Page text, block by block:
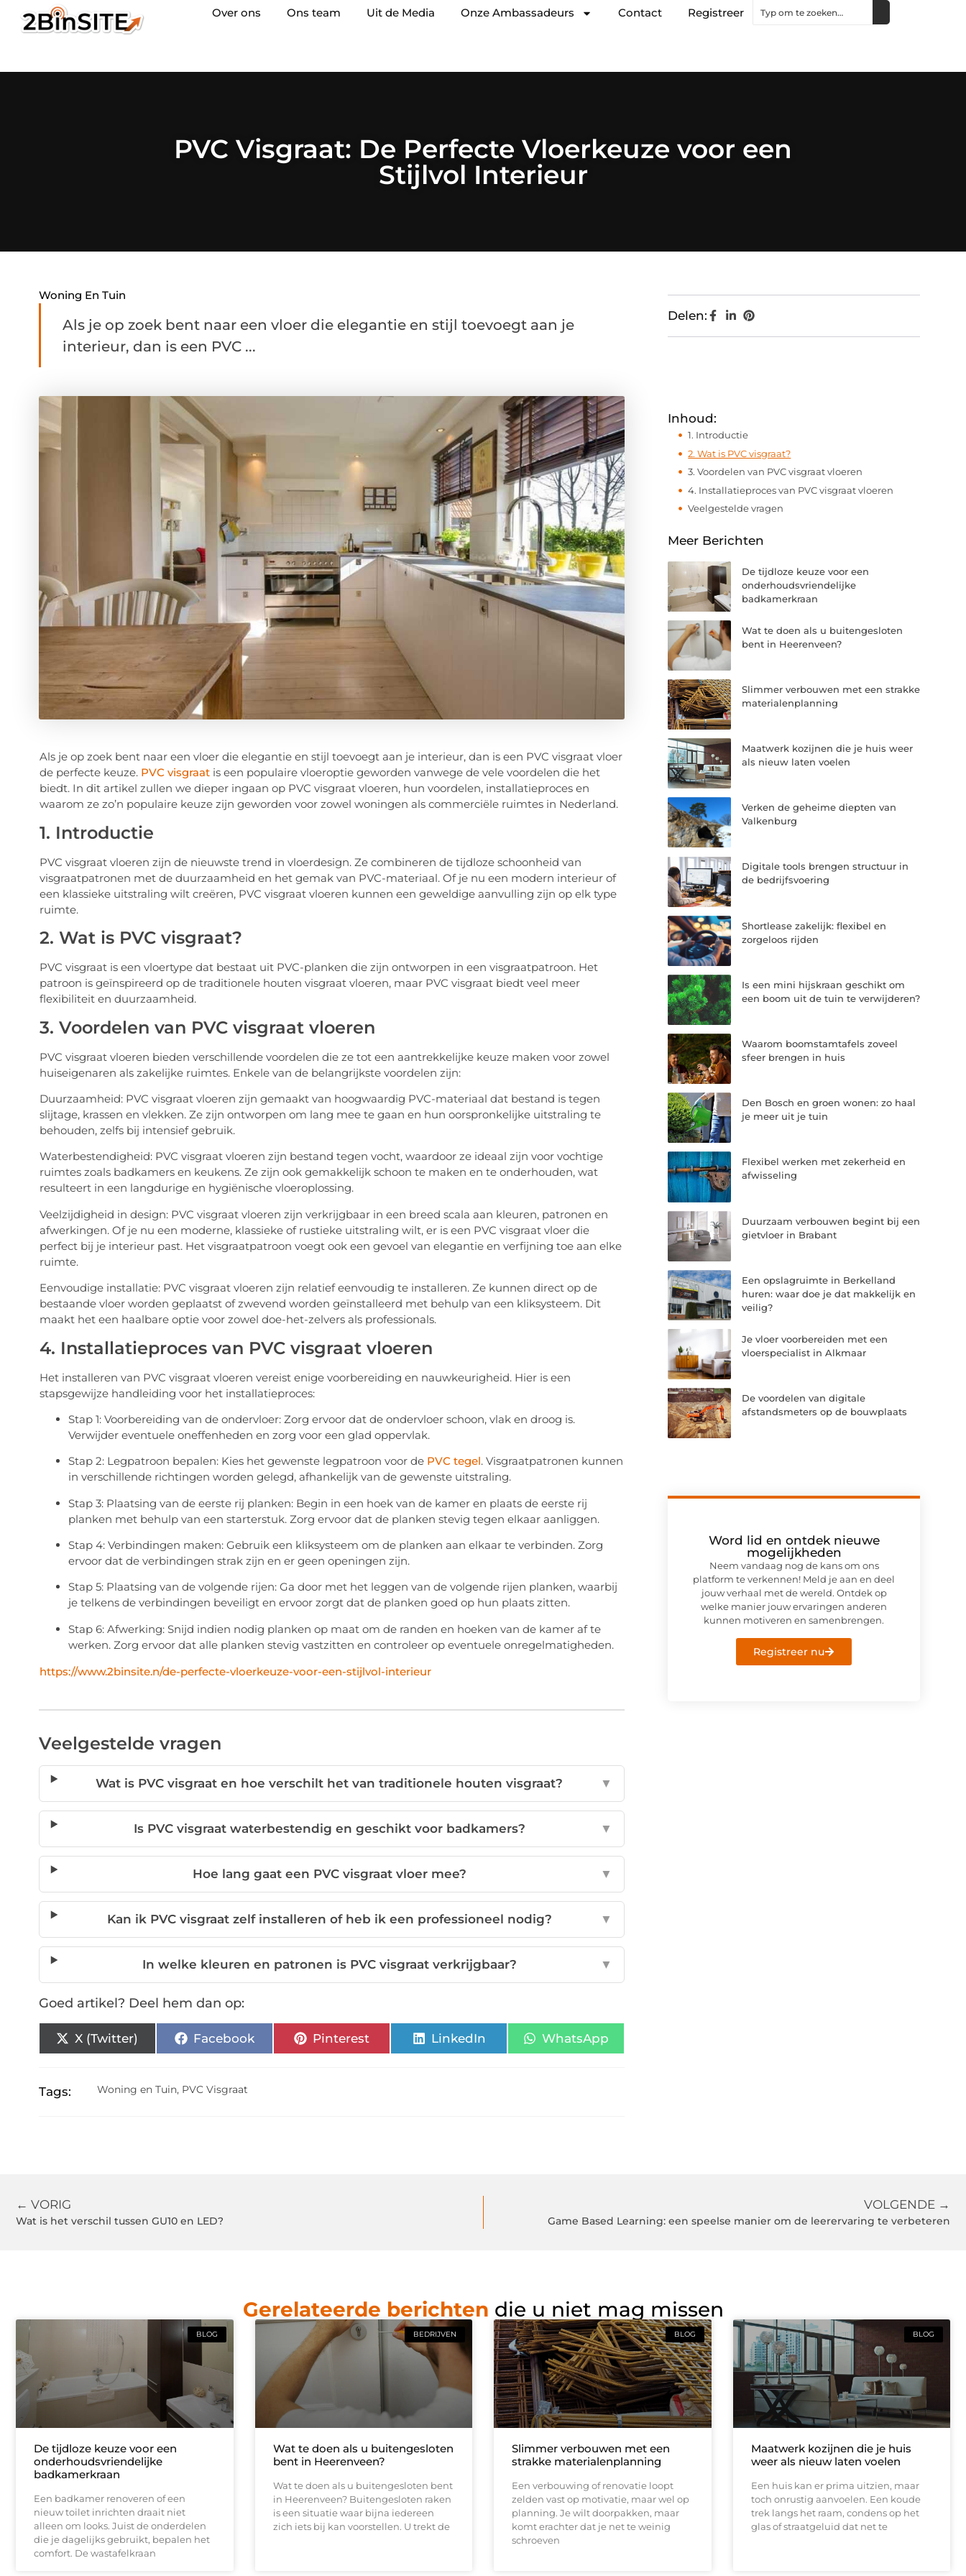
Over ons Ons team Uit de Media Onze Ambassadeurs Contact Registreer
PVC Visgraat: De Perfecte Vloerkeuze voor een
Stijlvol Interieur
Woning En Tuin
Als je op zoek bent naar een vloer die elegantie en stijl toevoegt aan je
interieur, dan is een PVC ...
Als je op zoek bent naar een vloer die elegantie en stijl toevoegt aan je interieur, dan is een PVC visgraat vloer
de perfecte keuze. PVC visgraatis een populaire vloeroptie geworden vanwege de vele voordelen die het
biedt. In dit artikel zullen we dieper ingaan op PVC visgraat vloeren, hun voordelen, installatieproces en
waarom ze zo’n populaire keuze zijn geworden voor zowel woningen als commerciële ruimtes in Nederland.
1. Introductie
PVC visgraat vloeren zijn de nieuwste trend in vloerdesign. Ze combineren de tijdloze schoonheid van
visgraatpatronen met de duurzaamheid en het gemak van PVC-materiaal. Of je nu een modern interieur of
een klassieke uitstraling wilt creëren, PVC visgraat vloeren kunnen een geweldige aanvulling zijn op elk type
ruimte.
2. Wat is PVC visgraat?
PVC visgraat is een vloertype dat bestaat uit PVC-planken die zijn ontworpen in een visgraatpatroon. Het
patroon is geïnspireerd op de traditionele houten visgraat vloeren, maar PVC visgraat biedt veel meer
flexibiliteit en duurzaamheid.
3. Voordelen van PVC visgraat vloeren
PVC visgraat vloeren bieden verschillende voordelen die ze tot een aantrekkelijke keuze maken voor zowel
huiseigenaren als zakelijke ruimtes. Enkele van de belangrijkste voordelen zijn:
Duurzaamheid: PVC visgraat vloeren zijn gemaakt van hoogwaardig PVC-materiaal dat bestand is tegen
slijtage, krassen en vlekken. Ze zijn ontworpen om lang mee te gaan en hun oorspronkelijke uitstraling te
behouden, zelfs bij intensief gebruik.
Waterbestendigheid: PVC visgraat vloeren zijn bestand tegen vocht, waardoor ze ideaal zijn voor vochtige
ruimtes zoals badkamers en keukens. Ze zijn ook gemakkelijk schoon te maken en te onderhouden, wat
resulteert in een langdurige en hygiënische vloeroplossing.
Veelzijdigheid in design: PVC visgraat vloeren zijn verkrijgbaar in een breed scala aan kleuren, patronen en
afwerkingen. Of je nu een moderne, klassieke of rustieke uitstraling wilt, er is een PVC visgraat vloer die
perfect bij je interieur past. Het visgraatpatroon voegt ook een gevoel van elegantie en verfijning toe aan elke
ruimte.
Eenvoudige installatie: PVC visgraat vloeren zijn relatief eenvoudig te installeren. Ze kunnen direct op de
bestaande vloer worden geplaatst of zwevend worden geïnstalleerd met behulp van een kliksysteem. Dit
maakt het een haalbare optie voor zowel doe-het-zelvers als professionals.
4. Installatieproces van PVC visgraat vloeren
Het installeren van PVC visgraat vloeren vereist enige voorbereiding en nauwkeurigheid. Hier is een
stapsgewijze handleiding voor het installatieproces:
Stap 1: Voorbereiding van de ondervloer: Zorg ervoor dat de ondervloer schoon, vlak en droog is.
Verwijder eventuele oneffenheden en zorg voor een glad oppervlak.
Stap 2: Legpatroon bepalen: Kies het gewenste legpatroon voor de PVC tegel. Visgraatpatronen kunnen
in verschillende richtingen worden gelegd, afhankelijk van de gewenste uitstraling.
Stap 3: Plaatsing van de eerste rij planken: Begin in een hoek van de kamer en plaats de eerste rij
planken met behulp van een starterstuk. Zorg ervoor dat de planken stevig tegen elkaar aanliggen.
Stap 4: Verbindingen maken: Gebruik een kliksysteem om de planken aan elkaar te verbinden. Zorg
ervoor dat de verbindingen strak zijn en er geen openingen zijn.
Stap 5: Plaatsing van de volgende rijen: Ga door met het leggen van de volgende rijen planken, waarbij
je telkens de verbindingen beveiligt en ervoor zorgt dat de planken goed op hun plaats zitten.
Stap 6: Afwerking: Snijd indien nodig planken op maat om de randen en hoeken van de kamer af te
werken. Zorg ervoor dat alle planken stevig vastzitten en controleer op eventuele onregelmatigheden.
https://www.2binsite.n/de-perfecte-vloerkeuze-voor-een-stijlvol-interieur
Veelgestelde vragen
Wat is PVC visgraat en hoe verschilt het van traditionele houten visgraat? ▼
Is PVC visgraat waterbestendig en geschikt voor badkamers? ▼
Hoe lang gaat een PVC visgraat vloer mee? ▼
Kan ik PVC visgraat zelf installeren of heb ik een professioneel nodig? ▼
In welke kleuren en patronen is PVC visgraat verkrijgbaar? ▼
Goed artikel? Deel hem dan op:
X (Twitter) Facebook Pinterest LinkedIn WhatsApp
Tags: Woning en Tuin, PVC Visgraat
Delen:
Inhoud:
1. Introductie
2. Wat is PVC visgraat?
3. Voordelen van PVC visgraat vloeren
4. Installatieproces van PVC visgraat vloeren
Veelgestelde vragen
Meer Berichten
De tijdloze keuze voor een
onderhoudsvriendelijke
badkamerkraan
Wat te doen als u buitengesloten
bent in Heerenveen?
Slimmer verbouwen met een strakke
materialenplanning
Maatwerk kozijnen die je huis weer
als nieuw laten voelen
Verken de geheime diepten van
Valkenburg
Digitale tools brengen structuur in
de bedrijfsvoering
Shortlease zakelijk: flexibel en
zorgeloos rijden
Is een mini hijskraan geschikt om
een boom uit de tuin te verwijderen?
Waarom boomstamtafels zoveel
sfeer brengen in huis
Den Bosch en groen wonen: zo haal
je meer uit je tuin
Flexibel werken met zekerheid en
afwisseling
Duurzaam verbouwen begint bij een
gietvloer in Brabant
Een opslagruimte in Berkelland
huren: waar doe je dat makkelijk en
veilig?
Je vloer voorbereiden met een
vloerspecialist in Alkmaar
De voordelen van digitale
afstandsmeters op de bouwplaats
Word lid en ontdek nieuwe
mogelijkheden
Neem vandaag nog de kans om ons
platform te verkennen! Meld je aan en deel
jouw verhaal met de wereld. Ontdek op
welke manier jouw ervaringen anderen
kunnen motiveren en samenbrengen.
Registreer nu
← VORIG
Wat is het verschil tussen GU10 en LED?
VOLGENDE →
Game Based Learning: een speelse manier om de leerervaring te verbeteren
Gerelateerde berichten die u niet mag missen
BLOG
De tijdloze keuze voor een
onderhoudsvriendelijke
badkamerkraan
Een badkamer renoveren of een
nieuw toilet inrichten draait niet
alleen om looks. Juist de onderdelen
die je dagelijks gebruikt, bepalen het
comfort. De wastafelkraan
BEDRIJVEN
Wat te doen als u buitengesloten
bent in Heerenveen?
Wat te doen als u buitengesloten bent
in Heerenveen? Buitengesloten raken
is een situatie waar bijna iedereen
zich iets bij kan voorstellen. U trekt de
BLOG
Slimmer verbouwen met een
strakke materialenplanning
Een verbouwing of renovatie loopt
zelden vast op motivatie, maar wel op
planning. Je wilt doorpakken, maar
komt erachter dat je net te weinig
schroeven
BLOG
Maatwerk kozijnen die je huis
weer als nieuw laten voelen
Een huis kan er prima uitzien, maar
toch onrustig aanvoelen. Een koude
trek langs het raam, condens op het
glas of straatgeluid dat net te